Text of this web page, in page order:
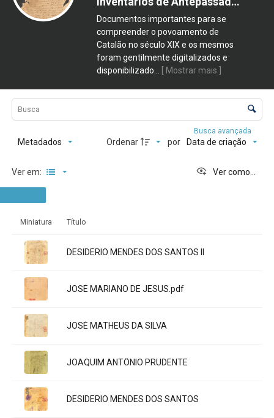
Documentos importantes para se
compreender o povoamento de
Catalão no século XIX e os mesmos
foram gentilmente digitalizados e
disponibilizado
[ Mostrar mais ]
Lista de itens
Controle de ordenação e visualização
Busca avançada
Metadados Ordenar por Data de criação
Ver em: Ver como...
Resultados da lista de itens
Miniatura Título
Título:
DESIDÉRIO MENDES DOS SANTOS II
Título:
JOSÉ MARIANO DE JESUS.pdf
Título:
JOSÉ MATHEUS DA SILVA
Título:
JOAQUIM ANTÔNIO PRUDENTE
Título:
DESIDERIO MENDES DOS SANTOS